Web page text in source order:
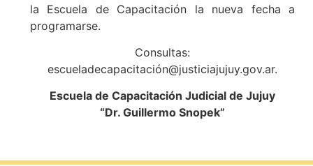
la Escuela de Capacitación la nueva fecha a
programarse.
Consultas:
escueladecapacitación@justiciajujuy.gov.ar.
Escuela de Capacitación Judicial de Jujuy
“Dr. Guillermo Snopek”